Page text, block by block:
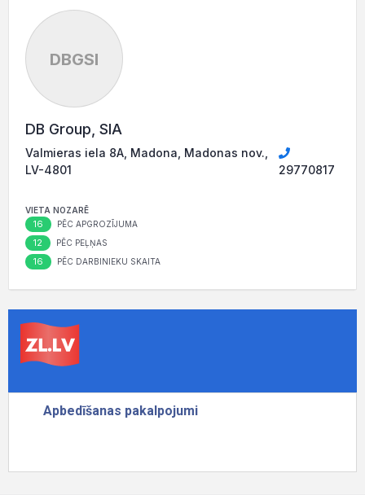
DBGSI
DB Group, SIA
Valmieras iela 8A, Madona, Madonas nov.,
LV-4801
29770817
VIETA NOZARĒ
16 PĒC APGROZĪJUMA
12 PĒC PEĻŅAS
16 PĒC DARBINIEKU SKAITA